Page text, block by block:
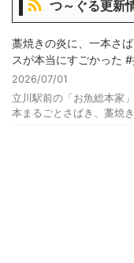
つ～ぐる更新
藁焼きの炎に、一本さ
スが本当にすごかった
2026/07/01
立川駅前の「お魚総本家
本まるごとさばき、藁焼